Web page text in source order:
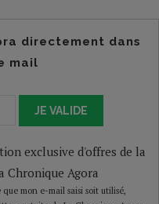
directement dans
mail
JE VALIDE
exclusive d'offres de la
Chronique Agora
mon e-mail saisi soit utilisé,